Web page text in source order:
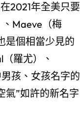
2021年全美只要
Maeve（梅
是個相當少見的
羅尤）、
孩、女孩名字的
氣”如許的新名字